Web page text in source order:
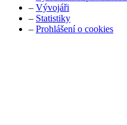
– Vývojáři
– Statistiky
– Prohlášení o cookies